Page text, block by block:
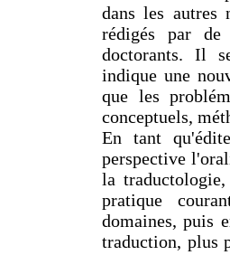
dans les autres
rédigés par de
doctorants. Il
indique une
que les
conceptuels,
En tant
perspective
la
pratique
domaines, puis
traduction, plus